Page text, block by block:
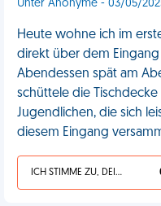
Unter Anonyme - 03/05/
Heute wohne ich im
direkt über dem
Abendessen spät am
schüttele die
Jugendlichen, die sich
diesem Eingang
ICH STIMME ZU, DEIN LEBEN IST SCHEISSE